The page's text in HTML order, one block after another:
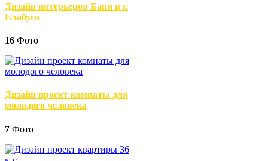
Дизайн интерьеров Бани в г.
Елабуга
16 Фото
Дизайн проект комнаты для
молодого человека
7 Фото